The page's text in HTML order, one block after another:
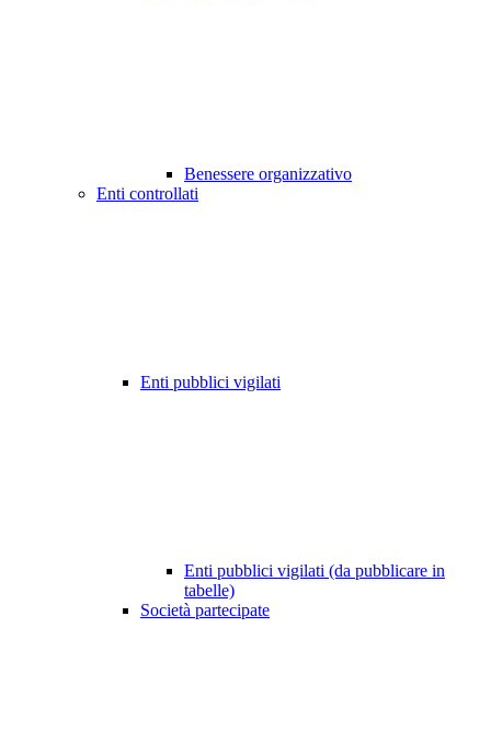
Benessere organizzativo
Enti controllati
Enti pubblici vigilati
Enti pubblici vigilati (da pubblicare in
tabelle)
Società partecipate